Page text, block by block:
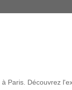
Paris. Découvrez